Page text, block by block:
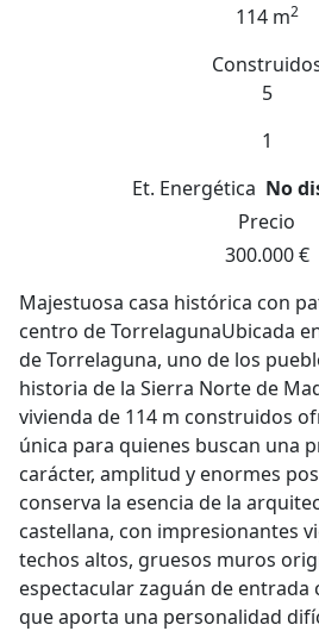
114 m2
5
1
Et. Energética No
Precio
300.000 €
Majestuosa casa histórica con
centro de TorrelagunaUbicada
de Torrelaguna, uno de los
historia de la Sierra Norte de
vivienda de 114 m construidos
única para quienes buscan una
carácter, amplitud y enormes
conserva la esencia de la
castellana, con impresionantes
techos altos, gruesos muros
espectacular zaguán de
que aporta una personalidad